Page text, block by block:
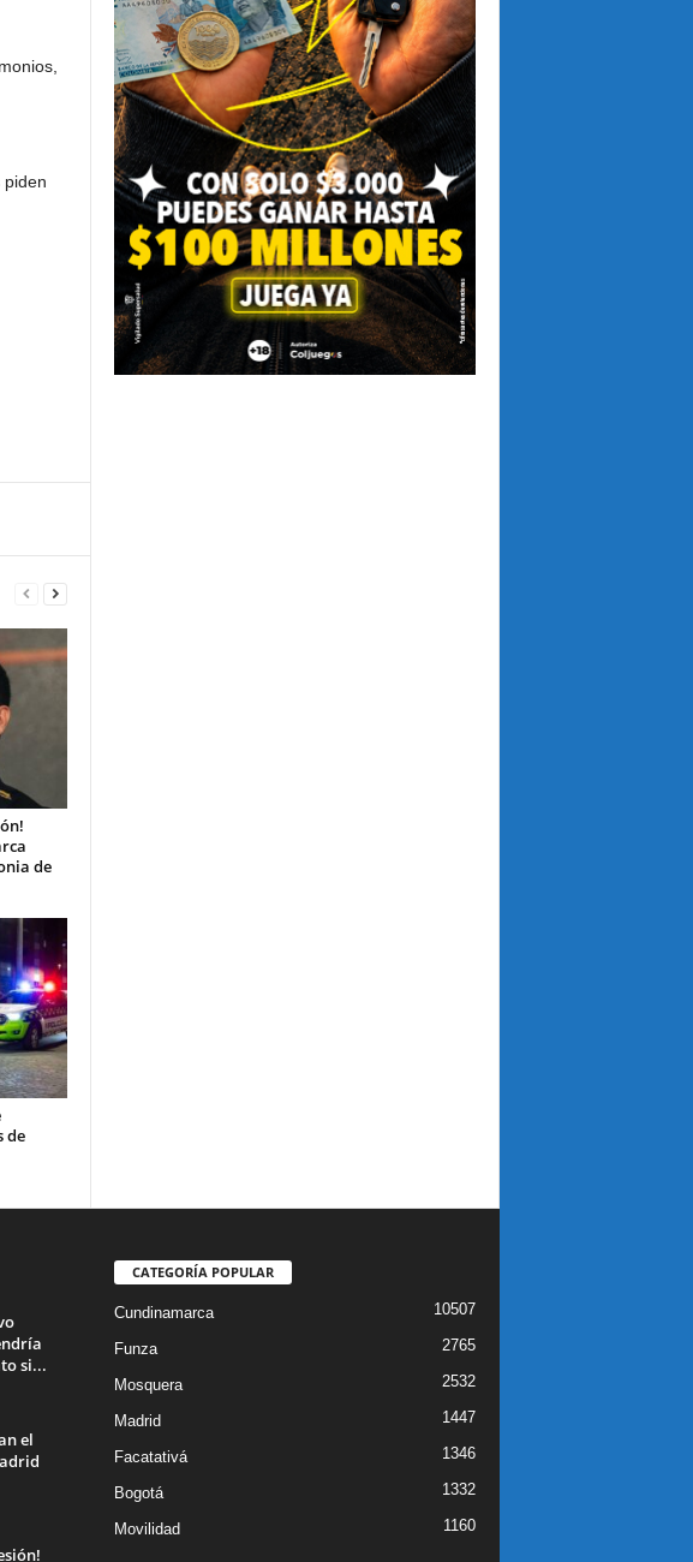
piden
de
de
si...
el
CATEGORÍA POPULAR
Cundinamarca 10507
Funza 2765
Mosquera 2532
Madrid 1447
Facatativá 1346
Bogotá 1332
Movilidad 1160